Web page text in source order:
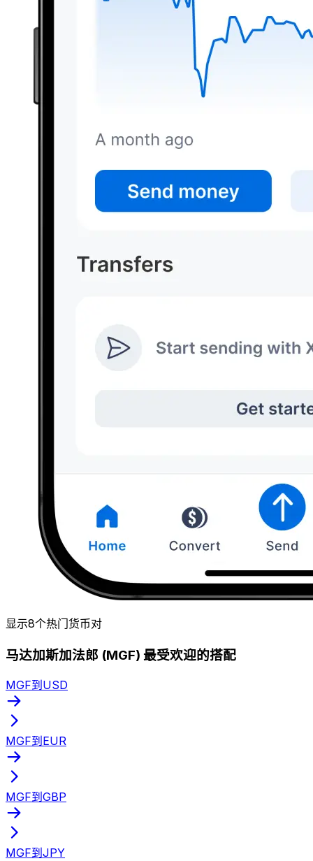
显示8个热门货币对
马达加斯加法郎 (MGF) 最受欢迎的搭配
MGF到USD
MGF到EUR
MGF到GBP
MGF到JPY